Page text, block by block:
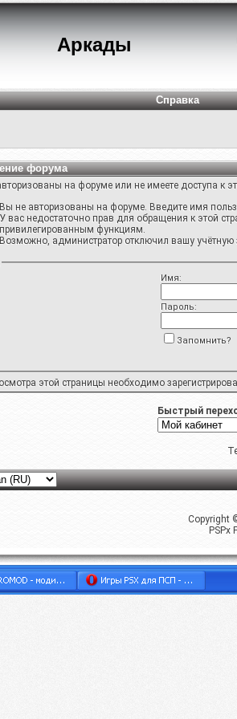
Аркады
Справка
форума
на форуме или не имеете доступа к
Вы не авторизованы на форуме. Введите имя
У вас недостаточно прав для обращения к этой
привилегированным функциям.
Возможно, администратор отключил вашу
Имя:
Пароль:
Запомнить?
этой страницы необходимо
Быстрый
Copyright
PSPx